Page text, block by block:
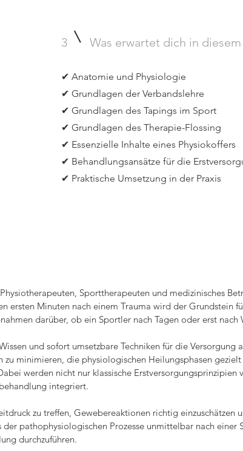
3 Was erwartet dich in diesem
✔ Anatomie und Physiologie
✔ Grundlagen der Verbandslehre
✔ Grundlagen des Tapings im Sport
✔ Grundlagen des Therapie-Flossing
✔ Essenzielle Inhalte eines Physiokoffers
✔ Behandlungsansätze für die
✔ Praktische Umsetzung in der Praxis
Sporttherapeuten und medizinisches
ersten Minuten nach einem Trauma wird der Grundstein
darüber, ob ein Sportler nach Tagen oder erst nach
und sofort umsetzbare Techniken für die Versorgung
minimieren, die physiologischen Heilungsphasen
werden nicht nur klassische
integriert.
zu treffen, Gewebereaktionen richtig einzuschätzen
der pathophysiologischen Prozesse unmittelbar nach
durchzuführen.